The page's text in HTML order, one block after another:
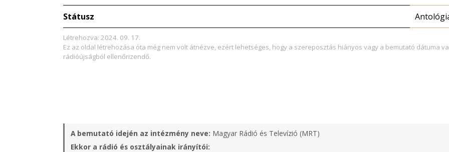
Státusz
Létrehozva: 2024. 09. 17.
Ez az oldal létrehozása óta még nem volt átnézve, ezért lehetséges, hogy a szereposztás hiányos vagy a bemutató dátuma
rádióújságból ellenőrizendő.
A bemutató idején az intézmény neve: Magyar Rádió és Televízió (MRT)
Ekkor a rádió és osztályainak irányítói: